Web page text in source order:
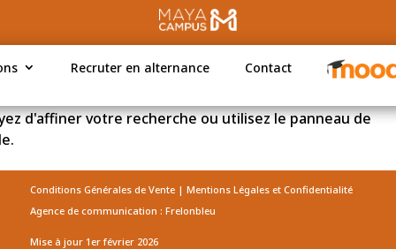
Recruter en alternance Contact
Recruter en alternance Contact
d'affiner votre recherche ou utilisez le panneau de
Conditions Générales de Vente |Mentions Légales et Confidentialité
Agence de communication :Frelonbleu
Mise à jour 1er février 2026